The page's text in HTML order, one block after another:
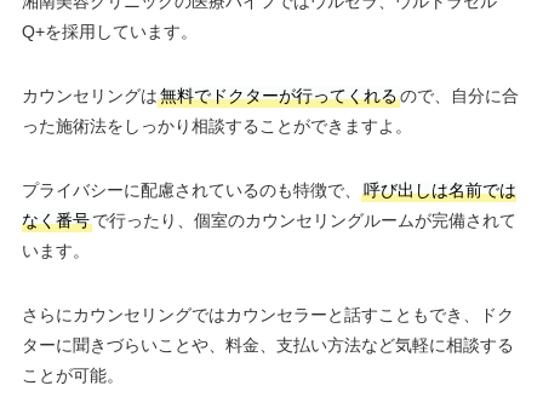
Q+を採用しています。
カウンセリングは無料でドクターが行ってくれるので、自分に合
った施術法をしっかり相談することができますよ。
プライバシーに配慮されているのも特徴で、
呼び出しは名前では
なく番号で行ったり、個室のカウンセリングルームが完備されて
います。
さらにカウンセリングではカウンセラーと話すこともでき、ドク
ターに聞きづらいことや、料金、支払い方法など気軽に相談する
ことが可能。